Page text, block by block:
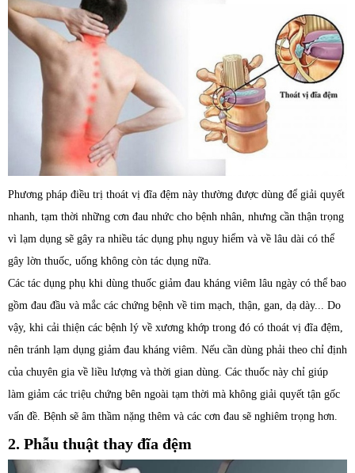
Phương pháp điều trị thoát vị đĩa đệm này thường được dùng để giải quyết
nhanh, tạm thời những cơn đau nhức cho bệnh nhân, nhưng cần thận trọng
vì lạm dụng sẽ gây ra nhiều tác dụng phụ nguy hiểm và về lâu dài có thể
gây lờn thuốc, uống không còn tác dụng nữa.
Các tác dụng phụ khi dùng thuốc giảm đau kháng viêm lâu ngày có thể bao
gồm đau đầu và mắc các chứng bệnh về tim mạch, thận, gan, dạ dày... Do
vậy, khi cải thiện các bệnh lý về xương khớp trong đó có thoát vị đĩa đệm,
nên tránh lạm dụng giảm đau kháng viêm. Nếu cần dùng phải theo chỉ định
của chuyên gia về liều lượng và thời gian dùng. Các thuốc này chỉ giúp
làm giảm các triệu chứng bên ngoài tạm thời mà không giải quyết tận gốc
vấn đề. Bệnh sẽ âm thầm nặng thêm và các cơn đau sẽ nghiêm trọng hơn.
2. Phẫu thuật thay đĩa đệm